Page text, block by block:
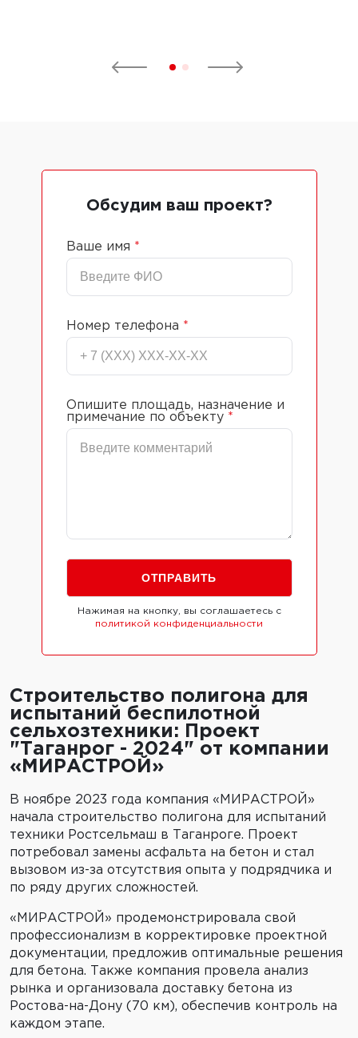
Обсудим ваш проект?
Ваше имя *
Номер телефона *
Опишите площадь, назначение и
примечание по объекту *
Нажимая на кнопку, вы соглашаетесь с
политикой конфиденциальности
Строительство полигона для
испытаний беспилотной
сельхозтехники: Проект
"Таганрог - 2024" от компании
«МИРАСТРОЙ»
В ноябре 2023 года компания «МИРАСТРОЙ»
начала строительство полигона для испытаний
техники Ростсельмаш в Таганроге. Проект
потребовал замены асфальта на бетон и стал
вызовом из-за отсутствия опыта у подрядчика и
по ряду других сложностей.
«МИРАСТРОЙ» продемонстрировала свой
профессионализм в корректировке проектной
документации, предложив оптимальные решения
для бетона. Также компания провела анализ
рынка и организовала доставку бетона из
Ростова-на-Дону (70 км), обеспечив контроль на
каждом этапе.